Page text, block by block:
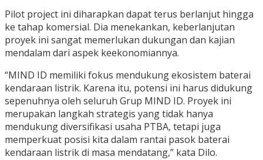
Pilot project ini diharapkan dapat terus berlanjut hingga
ke tahap komersial. Dia menekankan, keberlanjutan
proyek ini sangat memerlukan dukungan dan kajian
mendalam dari aspek keekonomiannya.
“MIND ID memiliki fokus mendukung ekosistem baterai
kendaraan listrik. Karena itu, potensi ini harus didukung
sepenuhnya oleh seluruh Grup MIND ID. Proyek ini
merupakan langkah strategis yang tidak hanya
mendukung diversifikasi usaha PTBA, tetapi juga
memperkuat posisi kita dalam rantai pasok baterai
kendaraan listrik di masa mendatang,” kata Dilo.